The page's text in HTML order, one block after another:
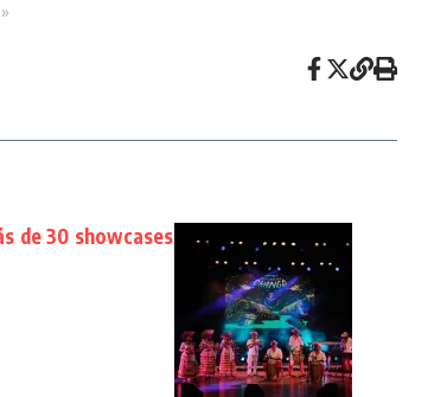
de 30 showcases